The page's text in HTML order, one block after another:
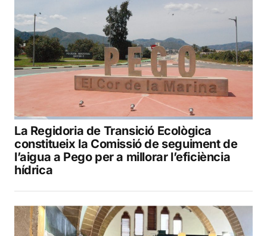
La Regidoria de Transició Ecològica
constitueix la Comissió de seguiment de
l’aigua a Pego per a millorar l’eficiència
hídrica